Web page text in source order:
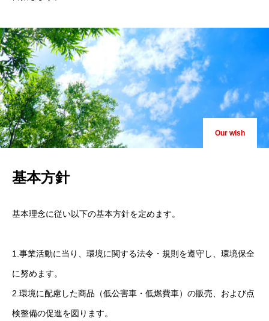
仲間を知る
メディア
よくある質問
採用情報
コーポレートサイト
Our wish
基本方針
基本理念に従い以下の基本方針を定めます。
1.事業活動に当り、環境に関する法令・規則を遵守し、環境保全
に努めます。
2.環境に配慮した商品（低公害車・低燃費車）の販売、および点
検整備の促進を図ります。